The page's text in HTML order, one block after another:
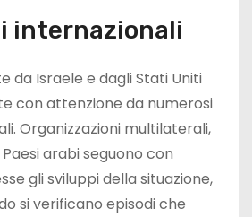
internazionali
da Israele e dagli Stati Uniti
con attenzione da numerosi
Organizzazioni multilaterali,
arabi seguono con
gli sviluppi della situazione,
si verificano episodi che